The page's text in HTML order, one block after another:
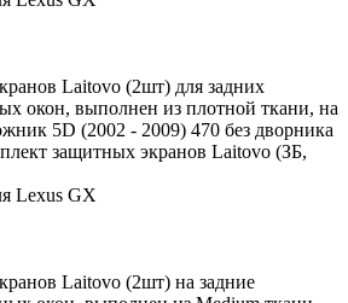
Laitovo (2шт) для задних
окон, выполнен из плотной ткани, на
5D (2002 - 2009) 470 без дворника
защитных экранов Laitovo (ЗБ,
Laitovo (2шт) на задние